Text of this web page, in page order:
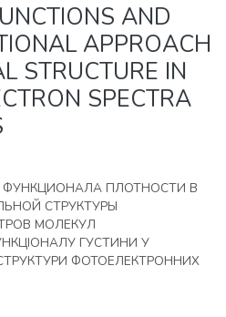
AND
APPROACH
STRUCTURE IN
SPECTRA
ПЛОТНОСТИ В
СТРУКТУРЫ
МОЛЕКУЛ
ГУСТИНИ У
ФОТОЕЛЕКТРОННИХ